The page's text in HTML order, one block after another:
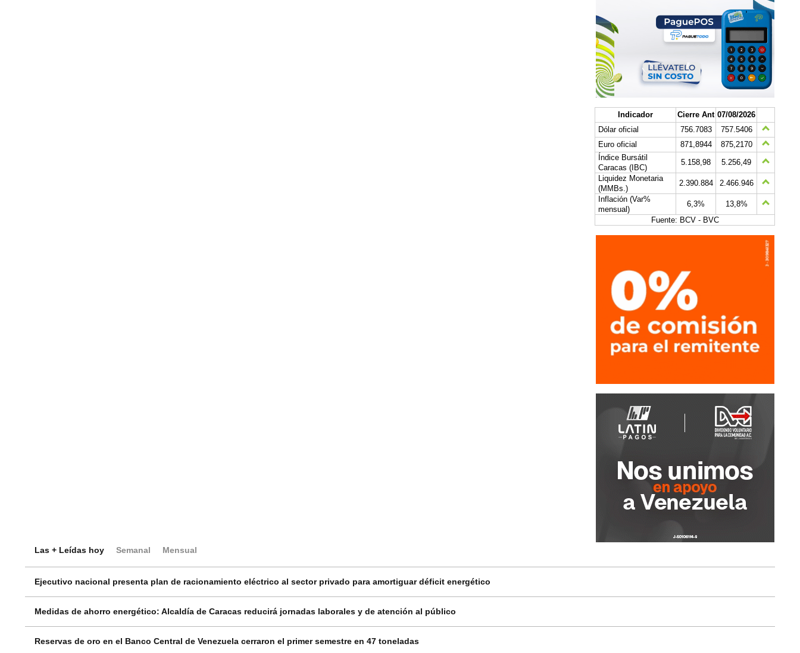
Indicador Cierre Ant 07/08/2026
Dólar oficial
756.7083
757.5406
Euro oficial
871,8944
875,2170
Índice Bursátil
Caracas (IBC)
5.158,98
5.256,49
Liquidez Monetaria
(MMBs.)
2.390.884
2.466.946
Inflación (Var%
mensual)
6,3%
13,8%
Fuente: BCV - BVC
Las + Leídas hoy Semanal Mensual
Ejecutivo nacional presenta plan de racionamiento eléctrico al sector privado para amortiguar déficit energético
Medidas de ahorro energético: Alcaldía de Caracas reducirá jornadas laborales y de atención al público
Reservas de oro en el Banco Central de Venezuela cerraron el primer semestre en 47 toneladas